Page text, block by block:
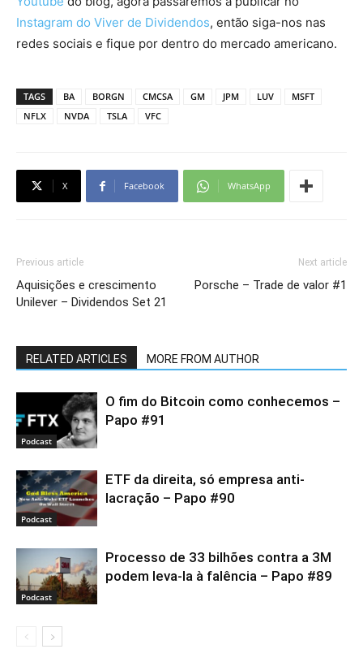
Instagram do Viver de Dividendos, então siga-nos nas
redes sociais e fique por dentro do mercado americano.
TAGS BA BORGN CMCSA GM JPM LUV
MSFT
NFLX
NVDA TSLA VFC
X Facebook WhatsApp
Previous article
Aquisições e crescimento
Unilever – Dividendos Set 21
Next article
Porsche – Trade de valor #1
RELATED ARTICLES MORE FROM AUTHOR
Podcast
O fim do Bitcoin como conhecemos –
Papo #91
Podcast
ETF da direita, só empresa anti-
lacração – Papo #90
Podcast
Processo de 33 bilhões contra a 3M
podem leva-la à falência – Papo #89